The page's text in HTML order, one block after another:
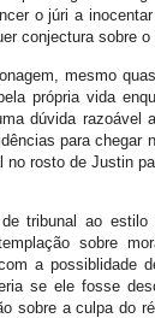
o júri a
conjectura sobre
mesmo
própria vida
dúvida razoável
para chegar
rosto de Justin
tribunal ao estilo
sobre
a possiblidade
se ele fosse
sobre a culpa do